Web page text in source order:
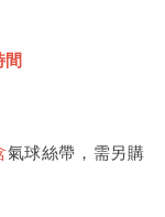
氣球絲帶，需另購